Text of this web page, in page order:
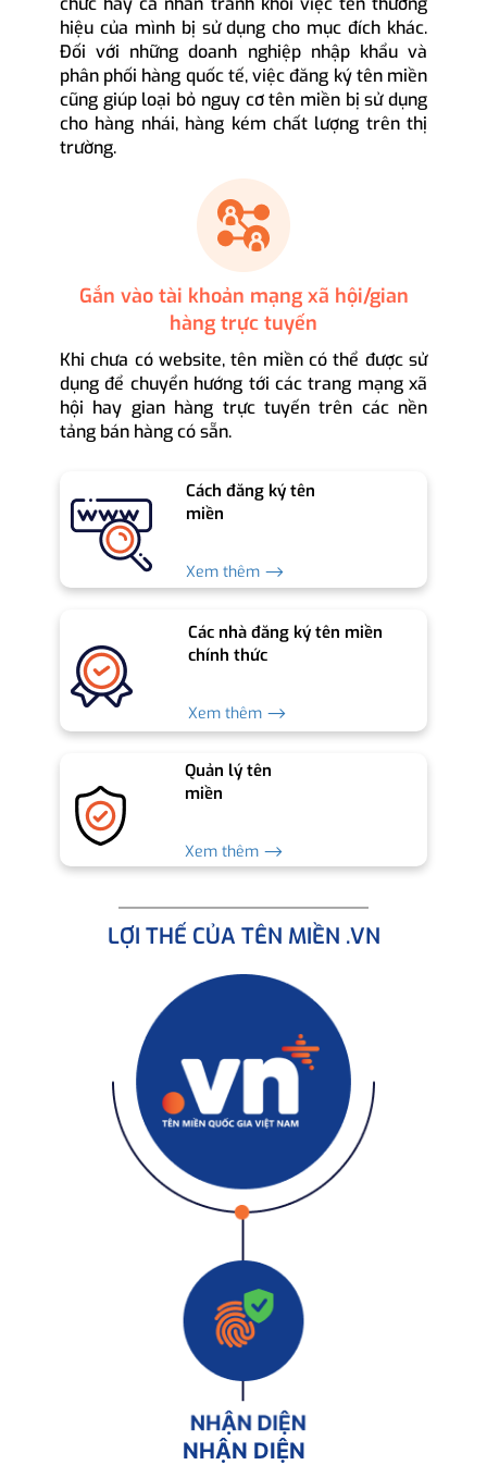
hiệu của mình bị sử dụng cho mục đích khác.
Đối với những doanh nghiệp nhập khẩu và
phân phối hàng quốc tế, việc đăng ký tên miền
cũng giúp loại bỏ nguy cơ tên miền bị sử dụng
cho hàng nhái, hàng kém chất lượng trên thị
trường.
Gắn vào tài khoản mạng xã hội/gian
hàng trực tuyến
Khi chưa có website, tên miền có thể được sử
dụng để chuyển hướng tới các trang mạng xã
hội hay gian hàng trực tuyến trên các nền
tảng bán hàng có sẵn.
Cách đăng ký tên
miền
Xem thêm ⟶
Các nhà đăng ký tên miền
chính thức
Xem thêm ⟶
Quản lý tên
miền
Xem thêm ⟶
LỢI THẾ CỦA TÊN MIỀN .VN
NHẬN DIỆN